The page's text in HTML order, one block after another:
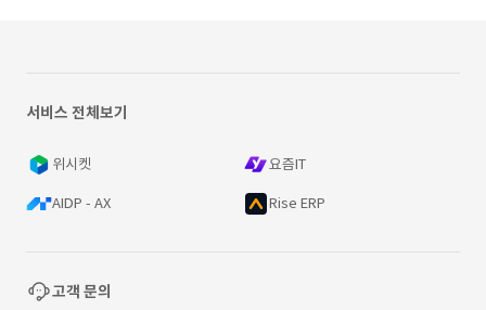
서비스 전체보기
위시켓 요즘IT
AIDP - AX Rise ERP
고객 문의